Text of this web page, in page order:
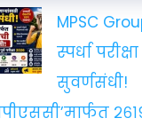
MPSC
स्पर्धा
सुवर्णसंधी!